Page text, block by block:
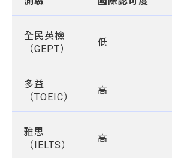
全民英檢
（GEPT）
低
多益
（TOEIC）
高
雅思
（IELTS）
高